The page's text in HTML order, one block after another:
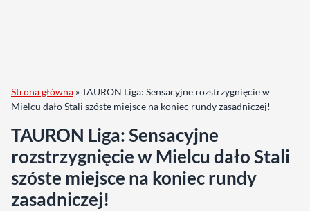
Strona główna »TAURON Liga: Sensacyjne rozstrzygnięcie w
Mielcu dało Stali szóste miejsce na koniec rundy zasadniczej!
TAURON Liga: Sensacyjne
rozstrzygnięcie w Mielcu dało Stali
szóste miejsce na koniec rundy
zasadniczej!